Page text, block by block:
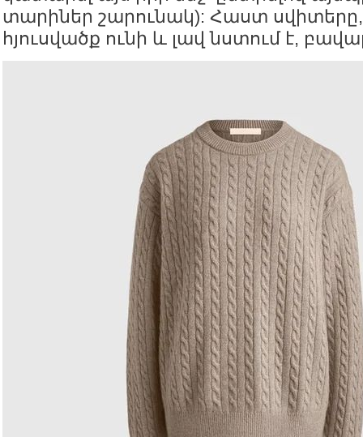
տարիներ շարունակ): Հաստ սվիտերը,
հյուսվածք ունի և լավ նստում է,